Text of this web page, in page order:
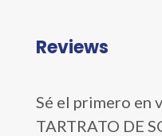
Reviews
Sé el primero en
TARTRATO DE